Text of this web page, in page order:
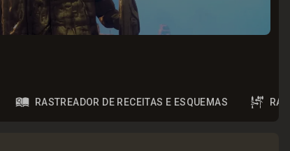
RASTREADOR DE RECEITAS E ESQUEMAS